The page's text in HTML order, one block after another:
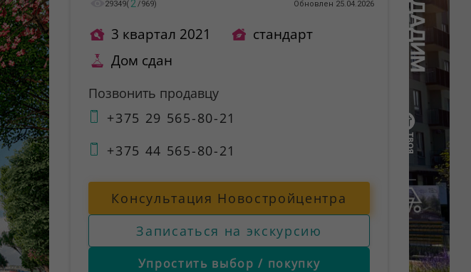
29349( 2 /969) Обновлен 25.04.2026
3 квартал 2021
стандарт
Дом сдан
Позвонить продавцу
+375 29 565-80-21
+375 44 565-80-21
Консультация Новостройцентра
Записаться на экскурсию
Упростить выбор / покупку